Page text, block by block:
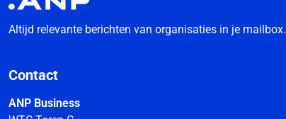
Altijd relevante berichten van organisaties in je mailbox.
Contact
ANP Business